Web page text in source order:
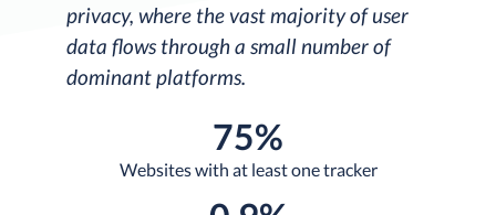
privacy, where the vast majority of user
data flows through a small number of
dominant platforms.
75%
Websites with at least one tracker